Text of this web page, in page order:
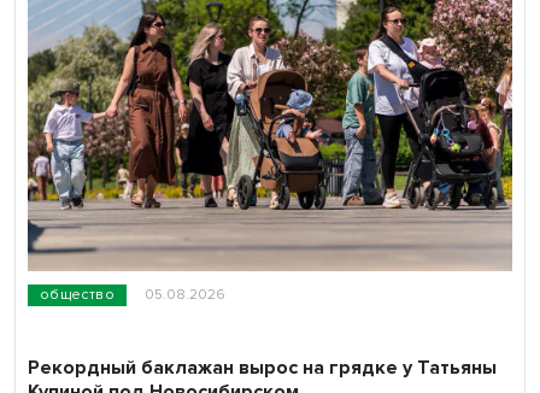
общество 05.08.2026
Рекордный баклажан вырос на грядке у Татьяны